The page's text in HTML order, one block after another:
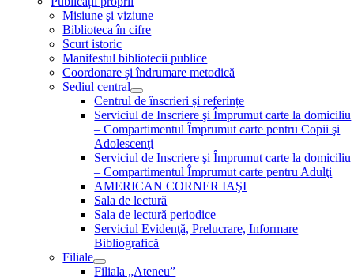
Misiune şi viziune
Biblioteca în cifre
Scurt istoric
Manifestul bibliotecii publice
Coordonare și îndrumare metodică
Sediul central
Centrul de înscrieri și referințe
Serviciul de Inscriere şi Împrumut carte la domiciliu
– Compartimentul Împrumut carte pentru Copii şi
Adolescenţi
Serviciul de Inscriere şi Împrumut carte la domiciliu
– Compartimentul Împrumut carte pentru Adulţi
AMERICAN CORNER IAŞI
Sala de lectură
Sala de lectură periodice
Serviciul Evidenţă, Prelucrare, Informare
Bibliografică
Filiale
Filiala „Ateneu”